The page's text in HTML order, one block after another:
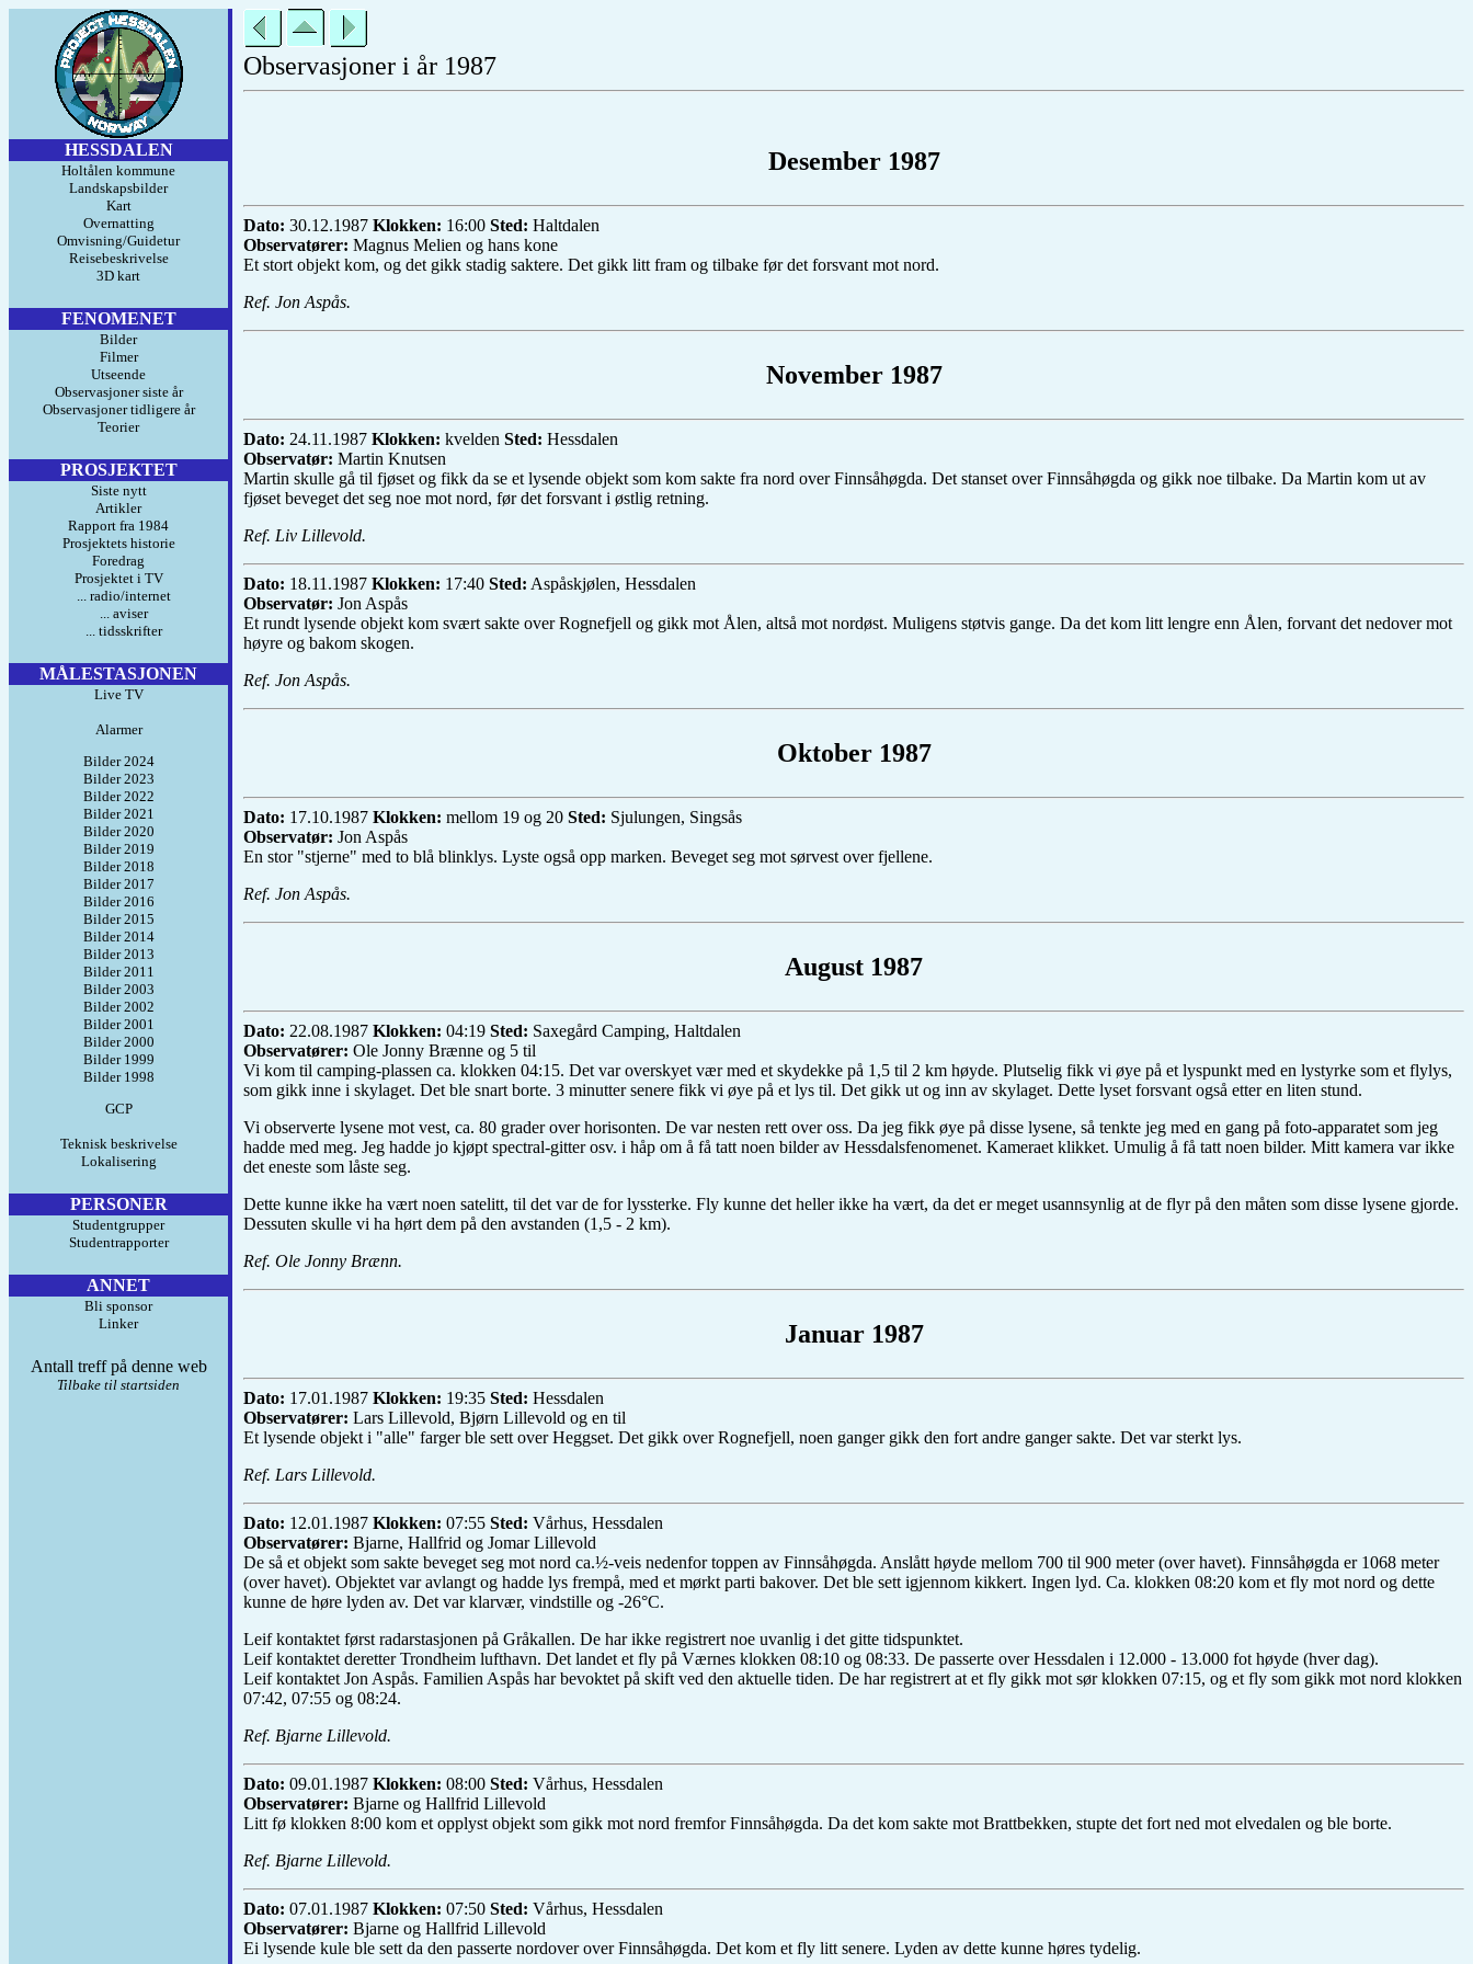
HESSDALEN
Holtålen kommune
Landskapsbilder
Kart
Overnatting
Omvisning/Guidetur
Reisebeskrivelse
3D kart
FENOMENET
Bilder
Filmer
Utseende
Observasjoner siste år
Observasjoner tidligere år
Teorier
PROSJEKTET
Siste nytt
Artikler
Rapport fra 1984
Prosjektets historie
Foredrag
Prosjektet i TV
... radio/internet
... aviser
... tidsskrifter
MÅLESTASJONEN
Live TV
Alarmer
Bilder 2024
Bilder 2023
Bilder 2022
Bilder 2021
Bilder 2020
Bilder 2019
Bilder 2018
Bilder 2017
Bilder 2016
Bilder 2015
Bilder 2014
Bilder 2013
Bilder 2011
Bilder 2003
Bilder 2002
Bilder 2001
Bilder 2000
Bilder 1999
Bilder 1998
GCP
Teknisk beskrivelse
Lokalisering
PERSONER
Studentgrupper
Studentrapporter
ANNET
Bli sponsor
Linker
Antall treff på denne web
Tilbake til startsiden
Observasjoner i år 1987
Desember 1987
Dato: 30.12.1987 Klokken: 16:00 Sted: Haltdalen
Observatører: Magnus Melien og hans kone
Et stort objekt kom, og det gikk stadig saktere. Det gikk litt fram og tilbake før det forsvant mot nord.
Ref. Jon Aspås.
November 1987
Dato: 24.11.1987 Klokken: kvelden Sted: Hessdalen
Observatør: Martin Knutsen
Martin skulle gå til fjøset og fikk da se et lysende objekt som kom sakte fra nord over Finnsåhøgda. Det stanset over Finnsåhøgda og gikk noe tilbake. Da Martin kom ut av
fjøset beveget det seg noe mot nord, før det forsvant i østlig retning.
Ref. Liv Lillevold.
Dato: 18.11.1987 Klokken: 17:40 Sted: Aspåskjølen, Hessdalen
Observatør: Jon Aspås
Et rundt lysende objekt kom svært sakte over Rognefjell og gikk mot Ålen, altså mot nordøst. Muligens støtvis gange. Da det kom litt lengre enn Ålen, forvant det nedover mot
høyre og bakom skogen.
Ref. Jon Aspås.
Oktober 1987
Dato: 17.10.1987 Klokken: mellom 19 og 20 Sted: Sjulungen, Singsås
Observatør: Jon Aspås
En stor "stjerne" med to blå blinklys. Lyste også opp marken. Beveget seg mot sørvest over fjellene.
Ref. Jon Aspås.
August 1987
Dato: 22.08.1987 Klokken: 04:19 Sted: Saxegård Camping, Haltdalen
Observatører: Ole Jonny Brænne og 5 til
Vi kom til camping-plassen ca. klokken 04:15. Det var overskyet vær med et skydekke på 1,5 til 2 km høyde. Plutselig fikk vi øye på et lyspunkt med en lystyrke som et flylys,
som gikk inne i skylaget. Det ble snart borte. 3 minutter senere fikk vi øye på et lys til. Det gikk ut og inn av skylaget. Dette lyset forsvant også etter en liten stund.
Vi observerte lysene mot vest, ca. 80 grader over horisonten. De var nesten rett over oss. Da jeg fikk øye på disse lysene, så tenkte jeg med en gang på foto-apparatet som jeg
hadde med meg. Jeg hadde jo kjøpt spectral-gitter osv. i håp om å få tatt noen bilder av Hessdalsfenomenet. Kameraet klikket. Umulig å få tatt noen bilder. Mitt kamera var ikke
det eneste som låste seg.
Dette kunne ikke ha vært noen satelitt, til det var de for lyssterke. Fly kunne det heller ikke ha vært, da det er meget usannsynlig at de flyr på den måten som disse lysene gjorde.
Dessuten skulle vi ha hørt dem på den avstanden (1,5 - 2 km).
Ref. Ole Jonny Brænn.
Januar 1987
Dato: 17.01.1987 Klokken: 19:35 Sted: Hessdalen
Observatører: Lars Lillevold, Bjørn Lillevold og en til
Et lysende objekt i "alle" farger ble sett over Heggset. Det gikk over Rognefjell, noen ganger gikk den fort andre ganger sakte. Det var sterkt lys.
Ref. Lars Lillevold.
Dato: 12.01.1987 Klokken: 07:55 Sted: Vårhus, Hessdalen
Observatører: Bjarne, Hallfrid og Jomar Lillevold
De så et objekt som sakte beveget seg mot nord ca.½-veis nedenfor toppen av Finnsåhøgda. Anslått høyde mellom 700 til 900 meter (over havet). Finnsåhøgda er 1068 meter
(over havet). Objektet var avlangt og hadde lys frempå, med et mørkt parti bakover. Det ble sett igjennom kikkert. Ingen lyd. Ca. klokken 08:20 kom et fly mot nord og dette
kunne de høre lyden av. Det var klarvær, vindstille og -26°C.
Leif kontaktet først radarstasjonen på Gråkallen. De har ikke registrert noe uvanlig i det gitte tidspunktet.
Leif kontaktet deretter Trondheim lufthavn. Det landet et fly på Værnes klokken 08:10 og 08:33. De passerte over Hessdalen i 12.000 - 13.000 fot høyde (hver dag).
Leif kontaktet Jon Aspås. Familien Aspås har bevoktet på skift ved den aktuelle tiden. De har registrert at et fly gikk mot sør klokken 07:15, og et fly som gikk mot nord klokken
07:42, 07:55 og 08:24.
Ref. Bjarne Lillevold.
Dato: 09.01.1987 Klokken: 08:00 Sted: Vårhus, Hessdalen
Observatører: Bjarne og Hallfrid Lillevold
Litt fø klokken 8:00 kom et opplyst objekt som gikk mot nord fremfor Finnsåhøgda. Da det kom sakte mot Brattbekken, stupte det fort ned mot elvedalen og ble borte.
Ref. Bjarne Lillevold.
Dato: 07.01.1987 Klokken: 07:50 Sted: Vårhus, Hessdalen
Observatører: Bjarne og Hallfrid Lillevold
Ei lysende kule ble sett da den passerte nordover over Finnsåhøgda. Det kom et fly litt senere. Lyden av dette kunne høres tydelig.